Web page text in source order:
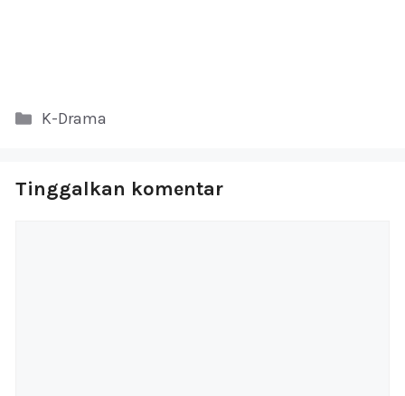
Kategori
K-Drama
Tinggalkan komentar